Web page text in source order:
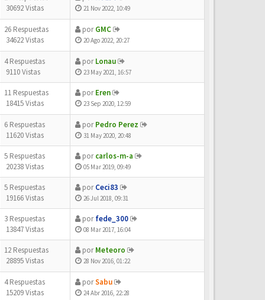
30692 Vistas
21 Nov 2022, 10:49
26 Respuestas
34622 Vistas
porGMC
20 Ago 2022, 20:27
4 Respuestas
9110 Vistas
porLonau
23 May 2021, 16:57
11 Respuestas
18415 Vistas
porEren
23 Sep 2020, 12:59
6 Respuestas
11620 Vistas
porPedro Perez
31 May 2020, 20:48
5 Respuestas
20238 Vistas
porcarlos-m-a
05 Mar 2019, 09:49
5 Respuestas
19166 Vistas
porCeci83
26 Jul 2018, 09:31
3 Respuestas
13847 Vistas
porfede_300
08 Mar 2017, 16:04
12 Respuestas
28895 Vistas
porMeteoro
28 Nov 2016, 01:22
4 Respuestas
15209 Vistas
porSabu
24 Abr 2016, 22:28